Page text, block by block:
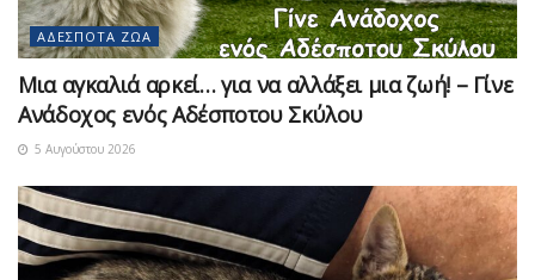
ΑΔΈΣΠΟΤΑ ΖΏΑ
Μια αγκαλιά αρκεί… για να αλλάξει μια ζωή! – Γίνε
Ανάδοχος ενός Αδέσποτου Σκύλου
5 Αυγούστου 2026